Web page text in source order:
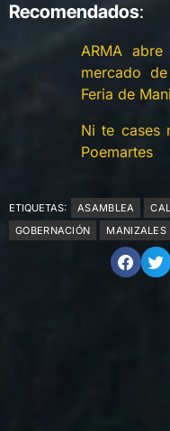
Recomendados:
ARMA
mercado
Feria de
Ni te cases
Poemartes
ETIQUETAS: ASAMBLEA
GOBERNACIÓN
MANIZALES